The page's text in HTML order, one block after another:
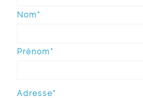
Nom*
Prénom*
Adresse*